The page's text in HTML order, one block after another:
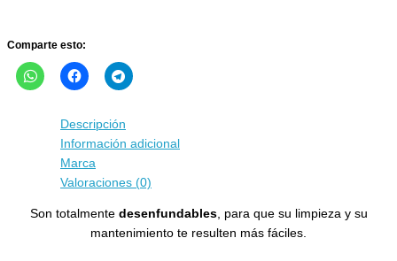
Comparte esto:
Descripción
Información adicional
Marca
Valoraciones (0)
Son totalmente desenfundables, para que su limpieza y su
mantenimiento te resulten más fáciles.